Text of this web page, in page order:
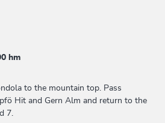
hm
to the mountain top. Pass
Hit and Gern Alm and return to the
7.